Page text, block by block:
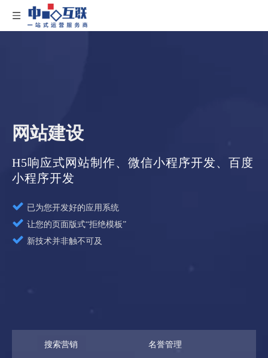
网站建设
H5响应式网站制作、微信小程序开发、百度
小程序开发
 已为您开发好的应用系统
 让您的页面版式“拒绝模板”
 新技术并非触不可及
搜索营销 名誉管理